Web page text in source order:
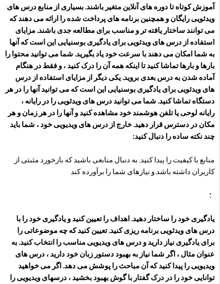
آموزش کوتاه تا دوره های آنلاین متغیر باشند. بسیاری از منابع درس های
ویدئویی رایگان و همچنین برنامه های پرداخت شده را ارائه می دهند که
می توانند ساختار یافته تر و مناسب برای مطالعه جدی باشند. مزایای
استفاده از درس های ویدئویی برای یادگیری بوسنیایی این است که آنها
به شما امکان می دهند با سرعت خود یاد بگیرید. شما می توانید محتوا را
بارها و بارها تماشا کنید تا اینکه همه آن را درک کنید ، و فقط در هنگام
آماده شدن به درس بعدی بروید. یکی دیگر از مزایای استفاده از درس
های ویدئویی برای یادگیری بوسنیایی این است که می توانید آنها را در هر
دستگاه تماشا کنید. شما می توانید درس های ویدئویی را در رایانه ،
رایانه لوحی یا تلفن هوشمند خود مشاهده کنید و آنها را در هر زمان و هر
مکان در دسترس قرار دهید. خارج از درس های ویدیویی خود ، شما باید
چند نکته ساده را دنبال کنید:
منابع با کیفیت را پیدا کنید. به دنبال منابعی باشید که بازخورد مثبتی از
کاربران داشته باشد و نیازهای شما را برآورده کند
؛
یادگیری خود را ساختار دهید. اهداف را تعیین کنید و یادگیری خود را با
درس های ویدئویی برنامه ریزی کنید. تعیین کنید که چه موضوعاتی را
برای یادگیری نیاز دارید و درس های ویدیویی مناسب را انتخاب کنید. به
عنوان مثال ، اگر شما نیاز به بهبود دستور زبان خود دارید ، درس های
ویدیویی را پیدا کنید که آن مباحث را پوشش می دهد. اگر می خواهید
توانایی خود را در درک گفتار با گوش بهبود بخشید ، درسهای ویدیویی را